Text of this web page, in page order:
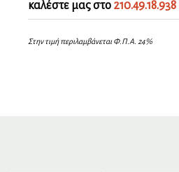
καλέστε μας στο 210.49.18.938
Στην τιμή περιλαμβάνεται Φ.Π.Α. 24%